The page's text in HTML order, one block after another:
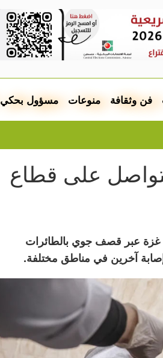
فن وثقافة منوعات مسؤول بحكي
على قطاع
غزة عبر قصف جوي بالطائرات
آخرين في مناطق مختلفة.